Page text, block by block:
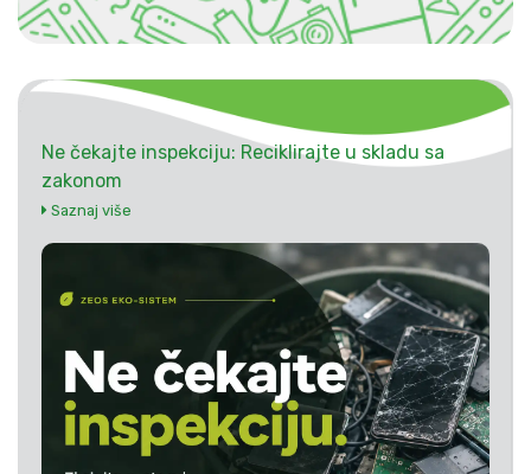
Ne čekajte inspekciju: Reciklirajte u skladu sa
zakonom
Saznaj više